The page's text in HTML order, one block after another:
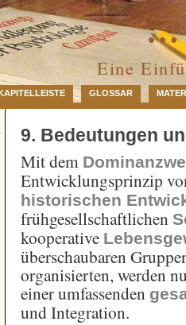
…
Eine
KAPITELLEISTE GLOSSAR
9. Bedeutungen
Mit dem
Entwicklungsprinzip
historischen
frühgesellschaftlichen
kooperative
überschaubaren
organisierten, werden
einer umfassenden
und Integration.